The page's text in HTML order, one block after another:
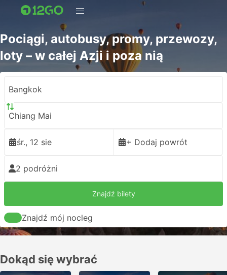
Pociągi, autobusy, promy, przewozy,
loty – w całej Azji i poza nią
Bangkok
Chiang Mai
śr., 12 sie + Dodaj powrót
2 podróżni
Znajdź bilety
Znajdź mój nocleg
Dokąd się wybrać